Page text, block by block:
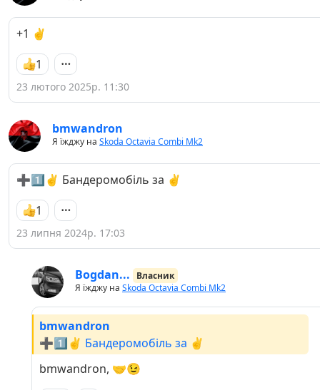
+1 ✌️
1
23 лютого 2025р. 11:30
bmwandron
Я їжджу на Skoda Octavia Combi Mk2
➕1️⃣✌️ Бандеромобіль за ✌️
1
23 липня 2024р. 17:03
Bogdan...
Власник
Я їжджу на Skoda Octavia Combi Mk2
bmwandron
➕1️⃣✌️ Бандеромобіль за ✌️
bmwandron, 🤝😉